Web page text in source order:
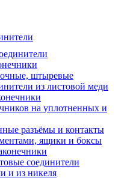
штыревые
из листовой меди
на уплотненных и
разъёмы и контакты
ящики и боксы
соединители
и из никеля